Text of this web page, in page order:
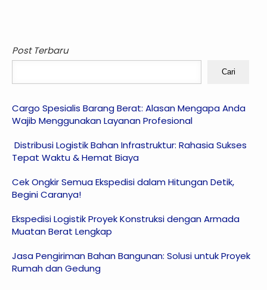
Post Terbaru
Cari
Cargo Spesialis Barang Berat: Alasan Mengapa Anda
Wajib Menggunakan Layanan Profesional
Distribusi Logistik Bahan Infrastruktur: Rahasia Sukses
Tepat Waktu & Hemat Biaya
Cek Ongkir Semua Ekspedisi dalam Hitungan Detik,
Begini Caranya!
Ekspedisi Logistik Proyek Konstruksi dengan Armada
Muatan Berat Lengkap
Jasa Pengiriman Bahan Bangunan: Solusi untuk Proyek
Rumah dan Gedung